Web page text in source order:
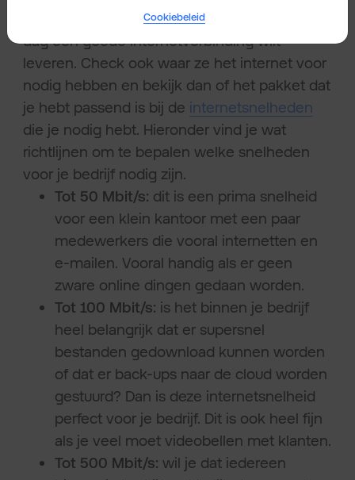
Kijk hoeveel medewerkers je gemiddeld per
dag een goede internetverbinding wilt
leveren. Check ook waar ze het internet voor
nodig hebben en bekijk dan of het pakket dat
je hebt passend is bij de internetsnelheden
die je nodig hebt. Hieronder vind je wat
richtlijnen om te bepalen welke snelheden
voor je bedrijf nodig zijn.
Tot 50 Mbit/s: dit is een prima snelheid
voor een klein kantoor met een paar
medewerkers die vooral internetten en
e-mailen. Vooral handig als er geen
zware online dingen gedaan worden.
Tot 100 Mbit/s: is het binnen je bedrijf
heel belangrijk dat er supersnel
bestanden gedownload kunnen worden
of dat er back-ups naar de cloud worden
gestuurd? Dan is deze internetsnelheid
perfect voor je bedrijf. Dit is ook heel fijn
als je veel moet videobellen met klanten.
Tot 500 Mbit/s: wil je dat iedereen
Cookiebeleid